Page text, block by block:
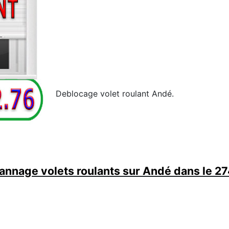
Deblocage volet roulant Andé.
volets roulants sur Andé dans le